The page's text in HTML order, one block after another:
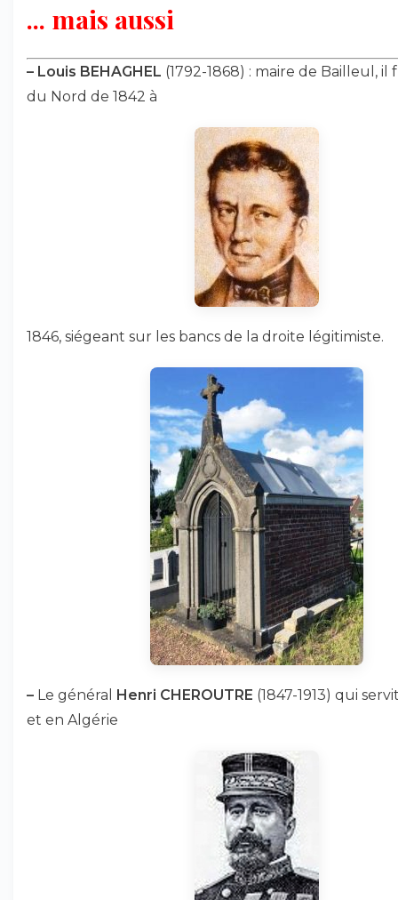
... mais aussi
– Louis BEHAGHEL (1792-1868) : maire de Bailleul,
du Nord de 1842 à
1846, siégeant sur les bancs de la droite légitimiste.
– Le général Henri CHEROUTRE (1847-1913) qui
et en Algérie